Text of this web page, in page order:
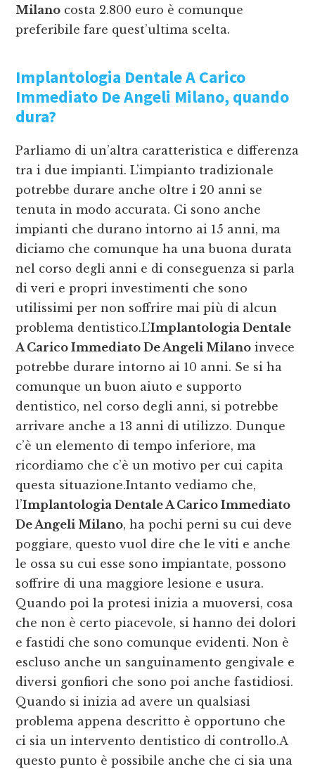
Milano costa 2.800 euro è comunque
preferibile fare quest’ultima scelta.
Implantologia Dentale A Carico
Immediato De Angeli Milano, quando
dura?
Parliamo di un’altra caratteristica e differenza
tra i due impianti. L’impianto tradizionale
potrebbe durare anche oltre i 20 anni se
tenuta in modo accurata. Ci sono anche
impianti che durano intorno ai 15 anni, ma
diciamo che comunque ha una buona durata
nel corso degli anni e di conseguenza si parla
di veri e propri investimenti che sono
utilissimi per non soffrire mai più di alcun
problema dentistico.L’Implantologia Dentale
A Carico Immediato De Angeli Milano invece
potrebbe durare intorno ai 10 anni. Se si ha
comunque un buon aiuto e supporto
dentistico, nel corso degli anni, si potrebbe
arrivare anche a 13 anni di utilizzo. Dunque
c’è un elemento di tempo inferiore, ma
ricordiamo che c’è un motivo per cui capita
questa situazione.Intanto vediamo che,
l’Implantologia Dentale A Carico Immediato
De Angeli Milano, ha pochi perni su cui deve
poggiare, questo vuol dire che le viti e anche
le ossa su cui esse sono impiantate, possono
soffrire di una maggiore lesione e usura.
Quando poi la protesi inizia a muoversi, cosa
che non è certo piacevole, si hanno dei dolori
e fastidi che sono comunque evidenti. Non è
escluso anche un sanguinamento gengivale e
diversi gonfiori che sono poi anche fastidiosi.
Quando si inizia ad avere un qualsiasi
problema appena descritto è opportuno che
ci sia un intervento dentistico di controllo.A
questo punto è possibile anche che ci sia una